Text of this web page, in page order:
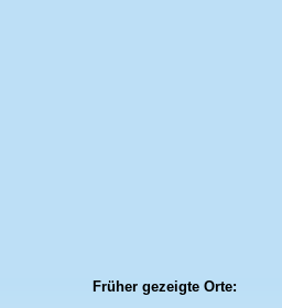
Früher gezeigte Orte: